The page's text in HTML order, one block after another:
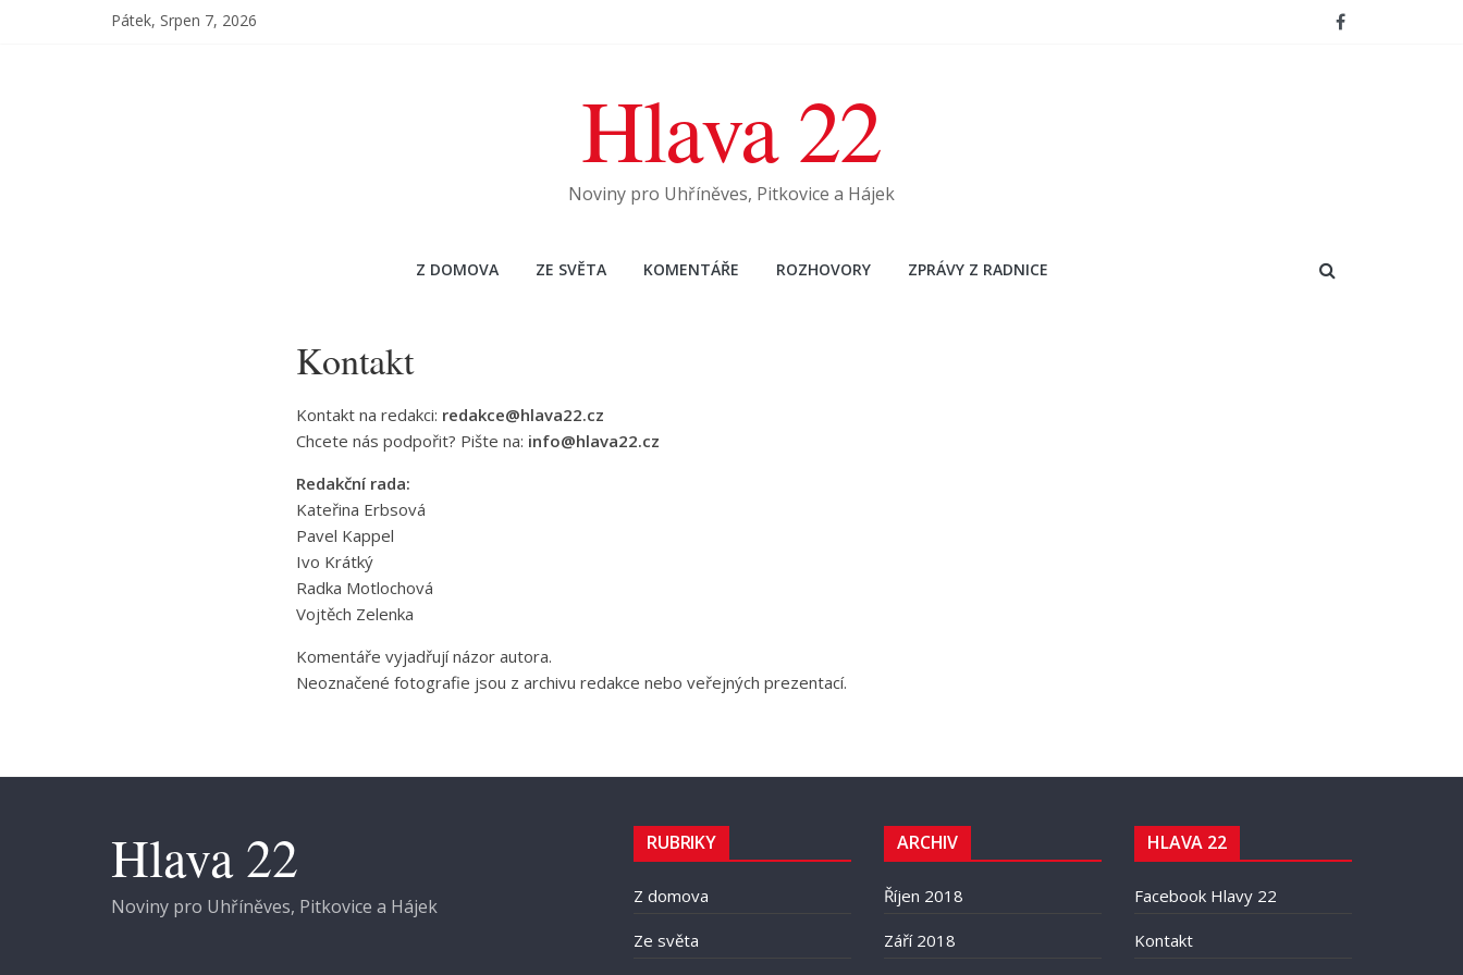
Pátek, Srpen 7, 2026
Hlava 22
Noviny pro Uhříněves, Pitkovice a Hájek
Z DOMOVA ZE SVĚTA KOMENTÁŘE ROZHOVORY ZPRÁVY Z RADNICE
Kontakt
Kontakt na redakci: redakce@hlava22.cz
Chcete nás podpořit? Pište na: info@hlava22.cz
Redakční rada:
Kateřina Erbsová
Pavel Kappel
Ivo Krátký
Radka Motlochová
Vojtěch Zelenka
Komentáře vyjadřují názor autora.
Neoznačené fotografie jsou z archivu redakce nebo veřejných prezentací.
Hlava 22
Noviny pro Uhříněves, Pitkovice a Hájek
RUBRIKY
Z domova
Ze světa
ARCHIV
Říjen 2018
Září 2018
HLAVA 22
Facebook Hlavy 22
Kontakt